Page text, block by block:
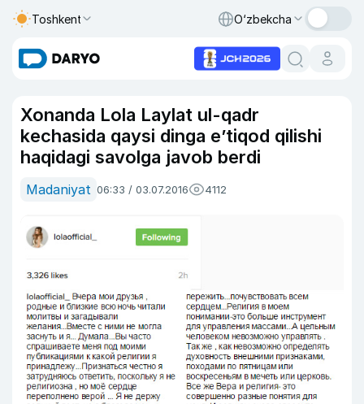
Toshkent O‘zbekcha
Xonanda Lola Laylat ul-qadr
kechasida qaysi dinga e’tiqod qilishi
haqidagi savolga javob berdi
Madaniyat 06:33 / 03.07.2016 4112